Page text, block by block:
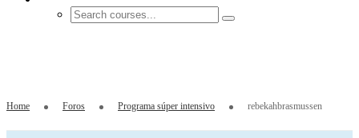
Home Foros Programa súper intensivo rebekahbrasmussen